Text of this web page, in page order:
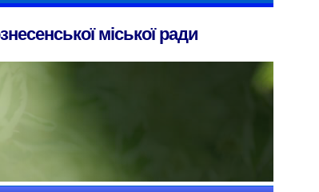
міської ради